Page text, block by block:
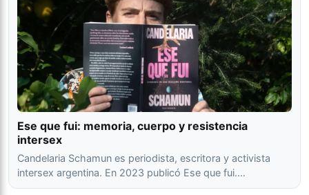
Ese que fui: memoria, cuerpo y resistencia
intersex
Candelaria Schamun es periodista, escritora y activista
intersex argentina. En 2023 publicó Ese que fui.…